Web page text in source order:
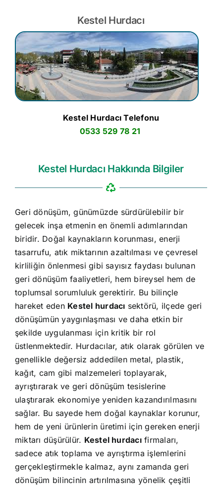
Kestel Hurdacı
Kestel Hurdacı Telefonu
0533 529 78 21
Kestel Hurdacı Hakkında Bilgiler
Geri dönüşüm, günümüzde sürdürülebilir bir
gelecek inşa etmenin en önemli adımlarından
biridir. Doğal kaynakların korunması, enerji
tasarrufu, atık miktarının azaltılması ve çevresel
kirliliğin önlenmesi gibi sayısız faydası bulunan
geri dönüşüm faaliyetleri, hem bireysel hem de
toplumsal sorumluluk gerektirir. Bu bilinçle
hareket eden Kestel hurdacı sektörü, ilçede geri
dönüşümün yaygınlaşması ve daha etkin bir
şekilde uygulanması için kritik bir rol
üstlenmektedir. Hurdacılar, atık olarak görülen ve
genellikle değersiz addedilen metal, plastik,
kağıt, cam gibi malzemeleri toplayarak,
ayrıştırarak ve geri dönüşüm tesislerine
ulaştırarak ekonomiye yeniden kazandırılmasını
sağlar. Bu sayede hem doğal kaynaklar korunur,
hem de yeni ürünlerin üretimi için gereken enerji
miktarı düşürülür. Kestel hurdacıfirmaları,
sadece atık toplama ve ayrıştırma işlemlerini
gerçekleştirmekle kalmaz, aynı zamanda geri
dönüşüm bilincinin artırılmasına yönelik çeşitli